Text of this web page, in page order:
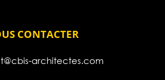
CONTACTER
architectes.com